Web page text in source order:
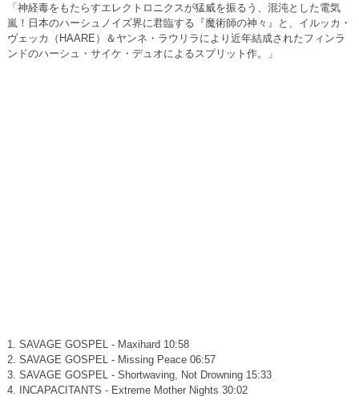
「神経毒をもたらすエレクトロニクスが猛威を振るう、混沌とした電気
嵐！日本のハーシュノイズ界に君臨する『魔術師の神々』と、イルッカ・
ヴェッカ（HAARE）＆ヤンネ・ラウリラにより近年結成されたフィンラ
ンドのハーシュ・サイケ・デュオによるスプリット作。」
1. SAVAGE GOSPEL - Maxihard 10:58
2. SAVAGE GOSPEL - Missing Peace 06:57
3. SAVAGE GOSPEL - Shortwaving, Not Drowning 15:33
4. INCAPACITANTS - Extreme Mother Nights 30:02